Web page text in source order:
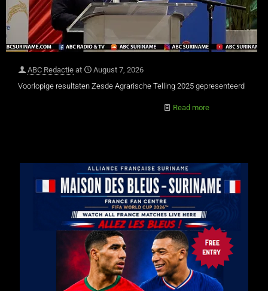
ABC Redactie at
August 7, 2026
Voorlopige resultaten Zesde Agrarische Telling 2025 gepresenteerd
Read more